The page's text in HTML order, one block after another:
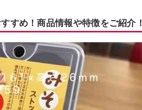
すめ！商品情報や特徴をご紹介！